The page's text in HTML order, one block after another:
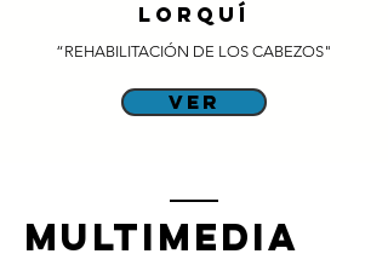
lorquí
“REHABILITACIÓN DE LOS CABEZOS"
ver
multimedia